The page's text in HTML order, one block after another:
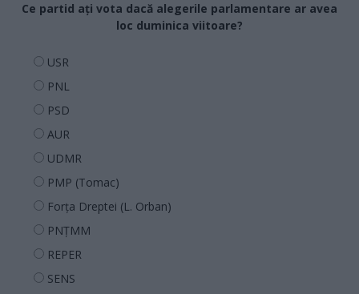
Ce partid ați vota dacă alegerile parlamentare ar avea
loc duminica viitoare?
USR
PNL
PSD
AUR
UDMR
PMP (Tomac)
Forța Dreptei (L. Orban)
PNȚMM
REPER
SENS